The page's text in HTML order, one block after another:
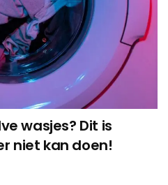
wasjes? Dit is
niet kan doen!